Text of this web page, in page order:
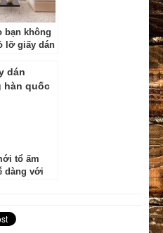
bạn không
lỡ giấy dán
tổ ấm
dàng với